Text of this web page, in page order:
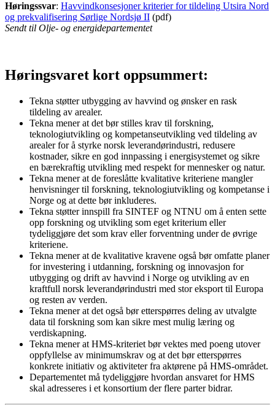
Høringssvar: Havvindkonsesjoner kriterier for tildeling Utsira Nord
og prekvalifisering Sørlige Nordsjø II (pdf)
Sendt til Olje- og energidepartementet
Høringsvaret kort oppsummert:
Tekna støtter utbygging av havvind og ønsker en rask
tildeling av arealer.
Tekna mener at det bør stilles krav til forskning,
teknologiutvikling og kompetanseutvikling ved tildeling av
arealer for å styrke norsk leverandørindustri, redusere
kostnader, sikre en god innpassing i energisystemet og sikre
en bærekraftig utvikling med respekt for mennesker og natur.
Tekna mener at de foreslåtte kvalitative kriteriene mangler
henvisninger til forskning, teknologiutvikling og kompetanse i
Norge og at dette bør inkluderes.
Tekna støtter innspill fra SINTEF og NTNU om å enten sette
opp forskning og utvikling som eget kriterium eller
tydeliggjøre det som krav eller forventning under de øvrige
kriteriene.
Tekna mener at de kvalitative kravene også bør omfatte planer
for investering i utdanning, forskning og innovasjon for
utbygging og drift av havvind i Norge og utvikling av en
kraftfull norsk leverandørindustri med stor eksport til Europa
og resten av verden.
Tekna mener at det også bør etterspørres deling av utvalgte
data til forskning som kan sikre mest mulig læring og
verdiskapning.
Tekna mener at HMS-kriteriet bør vektes med poeng utover
oppfyllelse av minimumskrav og at det bør etterspørres
konkrete initiativ og aktiviteter fra aktørene på HMS-området.
Departementet må tydeliggjøre hvordan ansvaret for HMS
skal adresseres i et konsortium der flere parter bidrar.